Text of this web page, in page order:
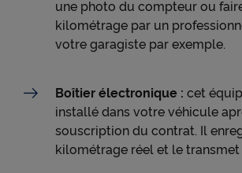
une photo du compteur ou
kilométrage par un
votre garagiste par exemple.
Boîtier électronique : cet
installé dans votre véhicule
souscription du contrat. Il
kilométrage réel et le transmet